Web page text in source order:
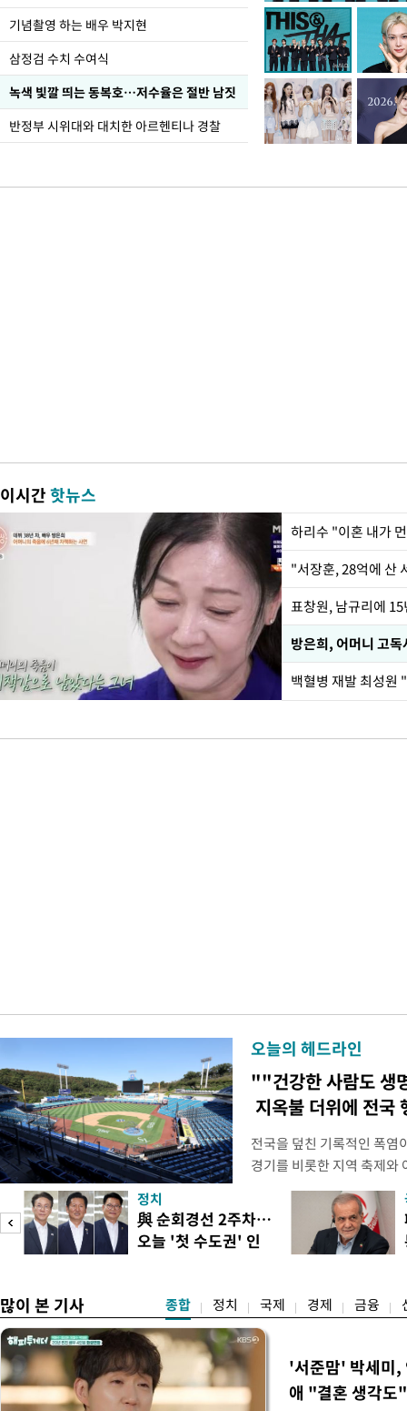
기념촬영 하는 배우 박지현
삼정검 수치 수여식
녹색 빛깔 띄는 동복호…저수율은 절반 남짓
반정부 시위대와 대치한 아르헨티나 경찰
가 책임지고 치유"
이시간핫뉴스
하리수 "이혼 내가
"서장훈, 28억에 산
방은희, 어머니 고
백혈병 재발 최성원
오늘의 헤드라인
""건강한 사람도 생
지옥불 더위에 전국
전국을 덮친 기록적인 폭염
경기를 비롯한 지역 축제와
되고 있다. 골프장과 테니
문을 닫거나 운영 시간을
전문가들은 최근 폭염이 단
감당하기 어려운 수준에 이
정치
與 순회경선 2주차…
오늘 '첫 수도권' 인
많이 본 기사 종합 정치 국제 경제 금융
'서준맘' 박세미,
애 "결혼 생각도"